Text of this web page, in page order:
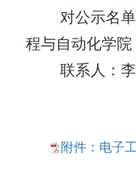
对公示名
程与自动化学
联系人：
附件：电子